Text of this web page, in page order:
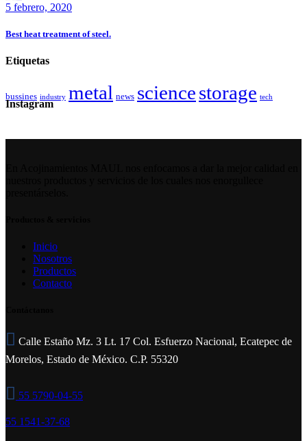
5 febrero, 2020
Best heat treatment of steel.
Etiquetas
bussines industry metal news sciencestorage tech
Instagram
Inicio
Nosotros
Productos
Contacto
Calle Estaño Mz. 3 Lt. 17 Col. Esfuerzo Nacional, Ecatepec de
Morelos, Estado de México. C.P. 55320
55 5790-04-55
55 1541-37-68